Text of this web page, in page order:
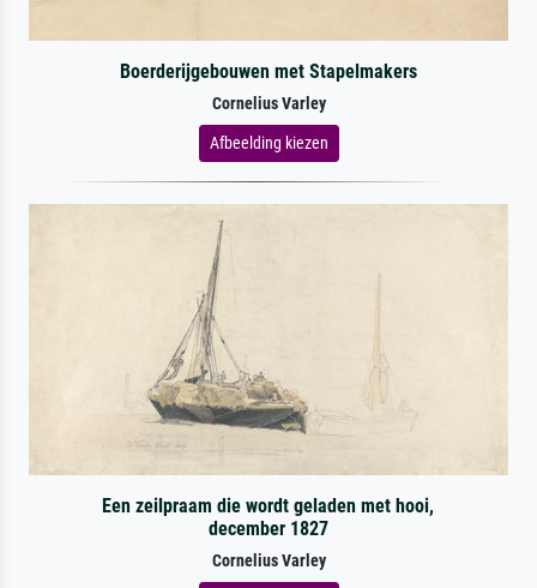
Boerderijgebouwen met Stapelmakers
Cornelius Varley
Afbeelding kiezen
Een zeilpraam die wordt geladen met hooi,
december 1827
Cornelius Varley